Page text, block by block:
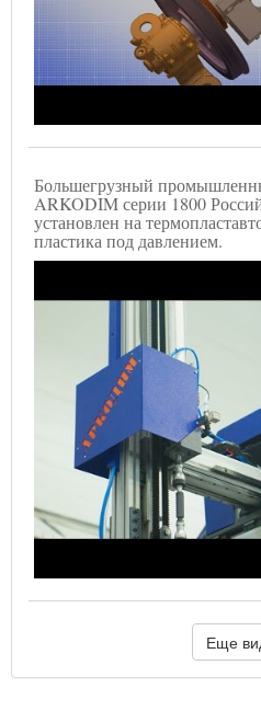
Большегрузный
ARKODIM серии 1800
установлен на
пластика под давлением.
Еще